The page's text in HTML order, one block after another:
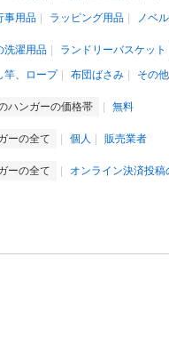
事用品
ラッピング用品 ノベ
洗濯用品 ランドリーバスケット
竿、ロープ
布団ばさみ その他
ハンガーの価格帯 無料
ーの全て 個人 販売業者
ーの全て オンライン決済投稿